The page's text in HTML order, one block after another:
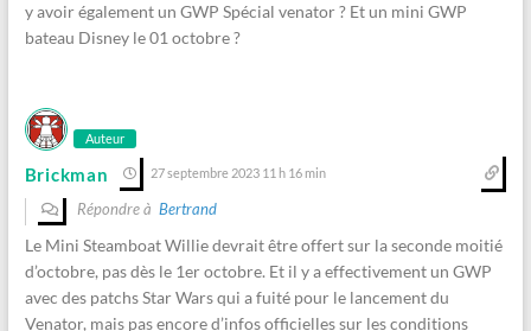
y avoir également un GWP Spécial venator ? Et un mini GWP
bateau Disney le 01 octobre ?
Auteur
Brickman 27 septembre 2023 11 h 16 min
Répondre à Bertrand
Le Mini Steamboat Willie devrait être offert sur la seconde moitié
d’octobre, pas dès le 1er octobre. Et il y a effectivement un GWP
avec des patchs Star Wars qui a fuité pour le lancement du
Venator, mais pas encore d’infos officielles sur les conditions